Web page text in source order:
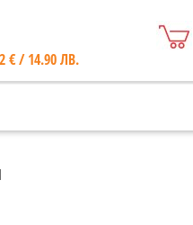
€ / 14.90 ЛВ.